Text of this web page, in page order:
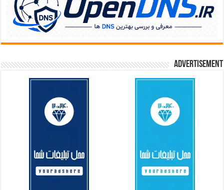
Advertisement